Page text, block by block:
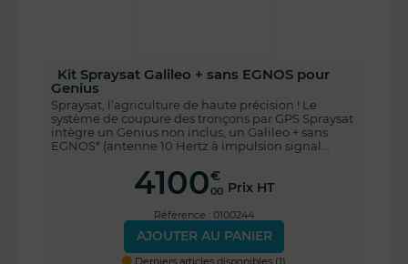
Kit Spraysat Galileo + sans EGNOS pour
Genius
Spraysat, l’agriculture de haute précision ! Le
système de coupure des tronçons par GPS Spraysat
intègre un Genius non inclus, un Galileo + sans
EGNOS* (antenne 10 Hertz à impulsion signal...
4100€
00 Prix HT
Référence : 0100244
AJOUTER AU PANIER
Derniers articles disponibles (1)